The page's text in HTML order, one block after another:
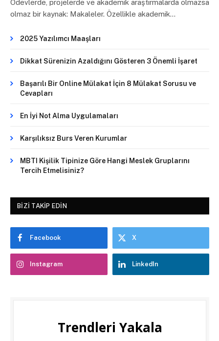
Ödevlerde, projelerde ve akademik araştırmalarda olmazsa
olmaz bir kaynak: Makaleler. Özellikle akademik…
2025 Yazılımcı Maaşları
Dikkat Sürenizin Azaldığını Gösteren 3 Önemli İşaret
Başarılı Bir Online Mülakat İçin 8 Mülakat Sorusu ve
Cevapları
En İyi Not Alma Uygulamaları
Karşılıksız Burs Veren Kurumlar
MBTI Kişilik Tipinize Göre Hangi Meslek Gruplarını
Tercih Etmelisiniz?
BIZI TAKIP EDIN
Facebook X
Instagram LinkedIn
Trendleri Yakala